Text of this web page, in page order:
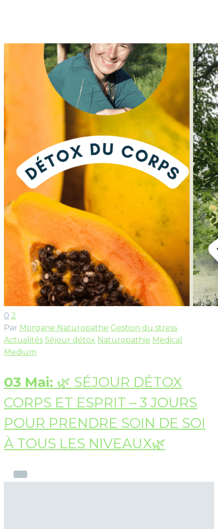
0 2
Par Morgane Naturopathe Gestion du stress
Actualités Séjour détox Naturopathie Medical
Medium
03 Mai: 🌿 SÉJOUR DÉTOX
CORPS ET ESPRIT – 3 JOURS
POUR PRENDRE SOIN DE SOI
À TOUS LES NIVEAUX🌿